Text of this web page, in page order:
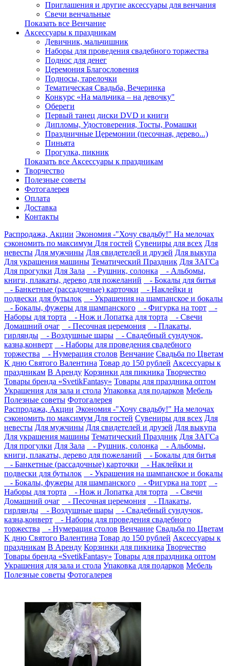
Приглашения и другие аксессуары для венчания
Свечи венчальные
Показать все Венчание
Аксессуары к праздникам
Девичник, мальчишник
Наборы для проведения свадебного торжества
Поднос для денег
Церемония Благословения
Подносы, тарелочки
Тематическая Свадьба, Вечеринка
Конкурс «На мальчика – на девочку"
Обереги
Первый танец диски DVD и книги
Дипломы, Удостоверения, Тосты, Ромашки
Праздничные Церемонии (песочная, дерево...)
Пиньята
Прогулка, пикник
Показать все Аксессуары к праздникам
Творчество
Полезные советы
Фотогалерея
Оплата
Доставка
Контакты
Распродажа, Акции Экономия -"Хочу свадьбу!" На мелочах
сэкономить по максимум Для гостей Сувениры для всех Для
невесты Для мужчины Для свидетелей и друзей Для выкупа
Для украшения машины Тематический Праздник Для ЗАГСа
Для прогулки Для Зала - Рушник, солонка
- Альбомы,
книги, плакаты, дерево для пожеланий
- Бокалы для битья
- Банкетные (рассадочные) карточки
- Наклейки и
подвески для бутылок
- Украшения на шампанское и бокалы
- Бокалы, фужеры для шампанского
- Фигурка на торт
-
Наборы для торта
- Нож и Лопатка для торта
- Свечи
Домашний очаг
- Песочная церемония
- Плакаты,
гирлянды
- Воздушные шары
- Свадебный сундучок,
казна,конверт
- Наборы для проведения свадебного
торжества
- Нумерация столов Венчание Свадьба по Цветам
К дню Святого Валентина Товар до 150 рублей Аксессуары к
праздникам В Аренду Корзинки для пикника Творчество
Товары бренда «SvetikFantasy» Товары для праздника оптом
Украшения для зала и стола Упаковка для подарков Мебель
Полезные советы Фотогалерея
Распродажа, Акции Экономия -"Хочу свадьбу!" На мелочах
сэкономить по максимум Для гостей Сувениры для всех Для
невесты Для мужчины Для свидетелей и друзей Для выкупа
Для украшения машины Тематический Праздник Для ЗАГСа
Для прогулки Для Зала - Рушник, солонка
- Альбомы,
книги, плакаты, дерево для пожеланий
- Бокалы для битья
- Банкетные (рассадочные) карточки
- Наклейки и
подвески для бутылок
- Украшения на шампанское и бокалы
- Бокалы, фужеры для шампанского
- Фигурка на торт
-
Наборы для торта
- Нож и Лопатка для торта
- Свечи
Домашний очаг
- Песочная церемония
- Плакаты,
гирлянды
- Воздушные шары
- Свадебный сундучок,
казна,конверт
- Наборы для проведения свадебного
торжества
- Нумерация столов Венчание Свадьба по Цветам
К дню Святого Валентина Товар до 150 рублей Аксессуары к
праздникам В Аренду Корзинки для пикника Творчество
Товары бренда «SvetikFantasy» Товары для праздника оптом
Украшения для зала и стола Упаковка для подарков Мебель
Полезные советы Фотогалерея